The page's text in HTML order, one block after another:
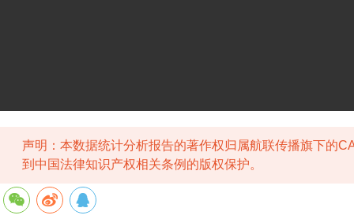
声明：本数据统计分析报告的著作权归属航联传播旗下的
到中国法律知识产权相关条例的版权保护。